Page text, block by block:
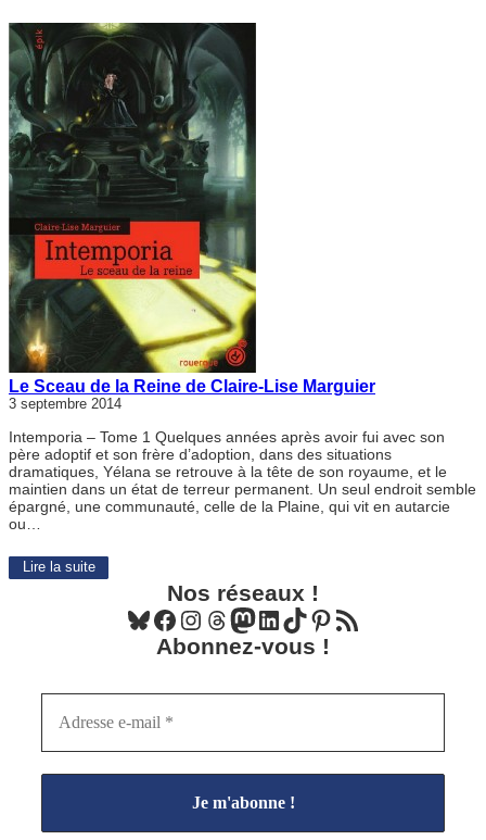
Le Sceau de la Reine de Claire-Lise Marguier
3 septembre 2014
Intemporia – Tome 1 Quelques années après avoir fui avec son
père adoptif et son frère d’adoption, dans des situations
dramatiques, Yélana se retrouve à la tête de son royaume, et le
maintien dans un état de terreur permanent. Un seul endroit semble
épargné, une communauté, celle de la Plaine, qui vit en autarcie
ou…
Lire la suite
Nos réseaux !
Bluesky Facebook Instagram Threads Mastodon LinkedIn TikTok Pinterest Flux RSS
Abonnez-vous !